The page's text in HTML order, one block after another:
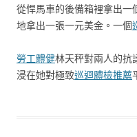
從悍馬車的後備箱裡拿出一
地拿出一張一元美金。一個
勞工體健林天秤對兩人的抗
浸在她對極致巡迴體檢推薦